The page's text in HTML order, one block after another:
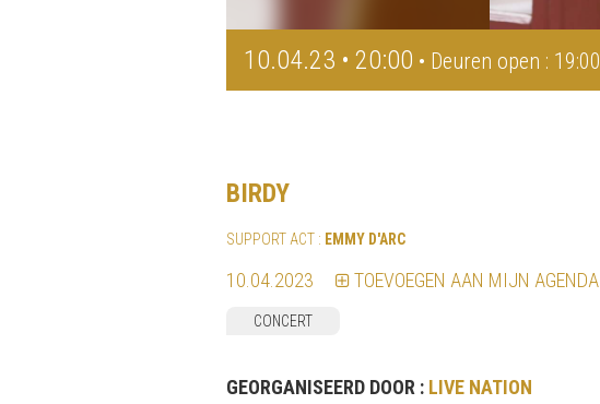
10.04.23 • 20:00 • Deuren open : 19:00
BIRDY
SUPPORT ACT : EMMY D'ARC
10.04.2023 TOEVOEGEN AAN MIJN AGENDA
CONCERT
GEORGANISEERD DOOR : LIVE NATION